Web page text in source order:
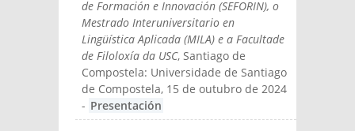
de Formación e Innovación (SEFORIN), o
Mestrado Interuniversitario en
Lingüística Aplicada (MILA) e a Facultade
de Filoloxía da USC, Santiago de
Compostela: Universidade de Santiago
de Compostela, 15 de outubro de 2024
- Presentación